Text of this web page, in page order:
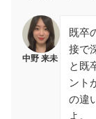
中野 来未
既卒
接で
と既
ント
の違
よ。